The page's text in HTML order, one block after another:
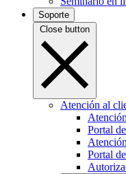
Soporte
Close button
Atención al
Portal
Portal